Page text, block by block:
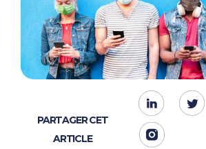
PARTAGER CET
ARTICLE